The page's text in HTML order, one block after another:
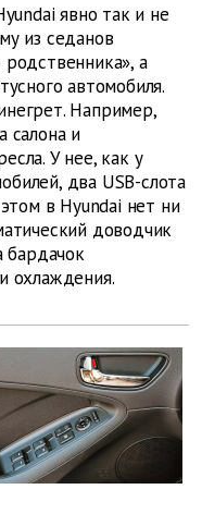
явно так и не
из седанов
а
автомобиля.
Например,
салона и
У нее, как у
два USB-слота
в Hyundai нет ни
доводчик
бардачок
охлаждения.